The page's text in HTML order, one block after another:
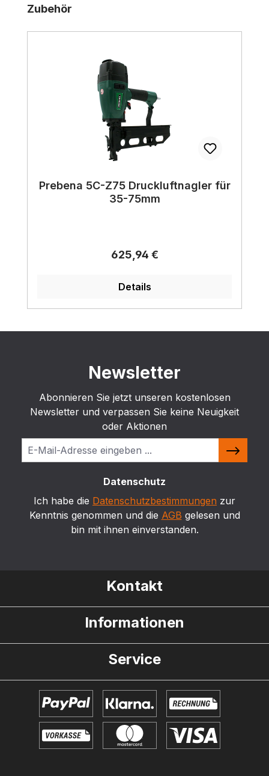
Produktgalerie überspringen
Zubehör
Prebena 5C-Z75 Druckluftnagler für
35-75mm
Regulärer Preis:
625,94 €
Details
Newsletter
Abonnieren Sie jetzt unseren kostenlosen
Newsletter und verpassen Sie keine Neuigkeit
oder Aktionen
Datenschutz
Ich habe die Datenschutzbestimmungen zur
Kenntnis genommen und die AGB gelesen und
bin mit ihnen einverstanden.
Kontakt
Informationen
Service